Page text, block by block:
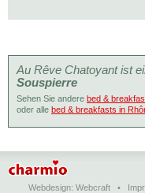
Au Rêve Chatoyant ist
Souspierre
Sehen Sie andere bed &
oder alle bed & breakfasts in
Webdesign: Webcraft •